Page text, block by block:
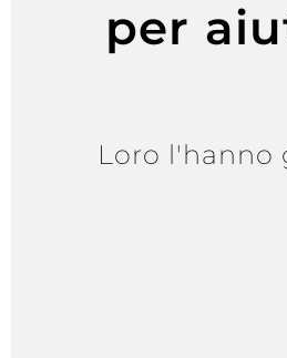
per
Loro l'hanno